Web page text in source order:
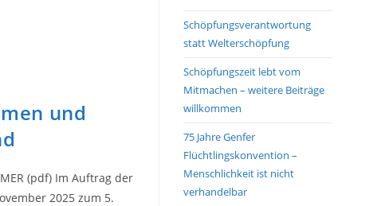
und
(pdf) Im Auftrag der
2025 zum 5.
Schöpfungsverantwortung
statt Welterschöpfung
Schöpfungszeit lebt vom
Mitmachen – weitere Beiträge
willkommen
75 Jahre Genfer
Flüchtlingskonvention –
Menschlichkeit ist nicht
verhandelbar